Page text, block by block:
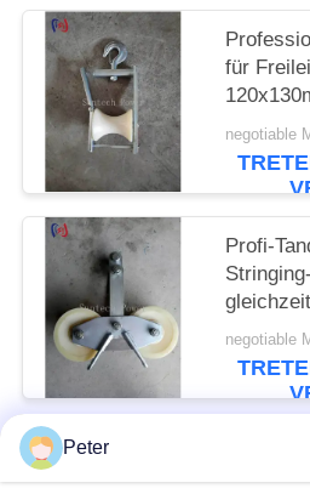
für
negotiable
Profi-
von
negotiable
Beliebte
Peter